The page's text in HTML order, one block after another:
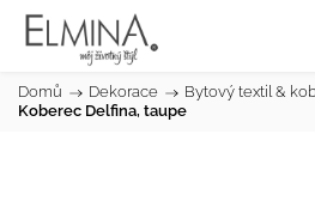
Domů / Dekorace / Bytový textil &
Koberec Delfina, taupe